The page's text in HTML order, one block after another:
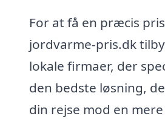
For at få en præcis
jordvarme-pris.dk
lokale firmaer, der
den bedste løsning,
din rejse mod en